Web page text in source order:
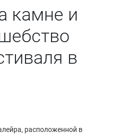
камне и
в
расположенной в